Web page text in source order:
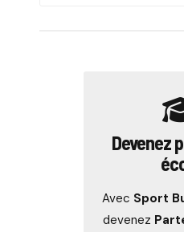
Devenez
Avec Sport
devenez